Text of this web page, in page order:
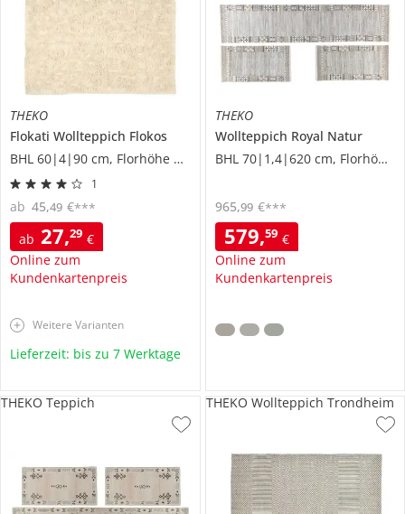
THEKO
Flokati Wollteppich Flokos
BHL 60|4|90 cm, Florhöhe 7 cm
1
ab 27,29 €
Online zum
Kundenkartenpreis
ab 45,49 €***
Weitere Varianten
Lieferzeit: bis zu 7 Werktage
THEKO
Wollteppich Royal Natur
BHL 70|1,4|620 cm, Florhöhe 1,2 cm
579,59 €
Online zum
Kundenkartenpreis
965,99 €***
THEKO Teppich THEKO Wollteppich Trondheim